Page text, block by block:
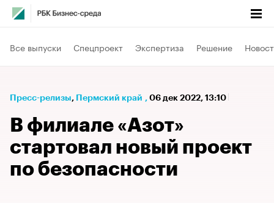
Все выпуски Спецпроект Экспертиза Решение
Пресс-релизы⁠, Пермский край , 06 дек 2022, 13:10
В филиале «Азот»
стартовал новый проект
по безопасности